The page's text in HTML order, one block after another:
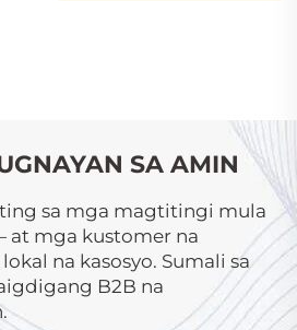
SA AMIN
sa mga magtitingi mula
at mga kustomer na
na kasosyo. Sumali sa
B2B na